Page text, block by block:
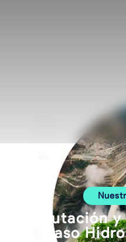
Reputación
Caso